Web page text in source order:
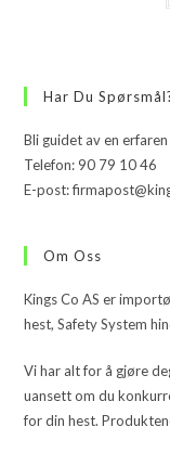
Har Du
Bli guidet av en
Telefon: 90 79 10 46
E-post:
Om Oss
Kings Co AS er
hest, Safety System
Vi har alt for å gjøre
uansett om du
for din hest.